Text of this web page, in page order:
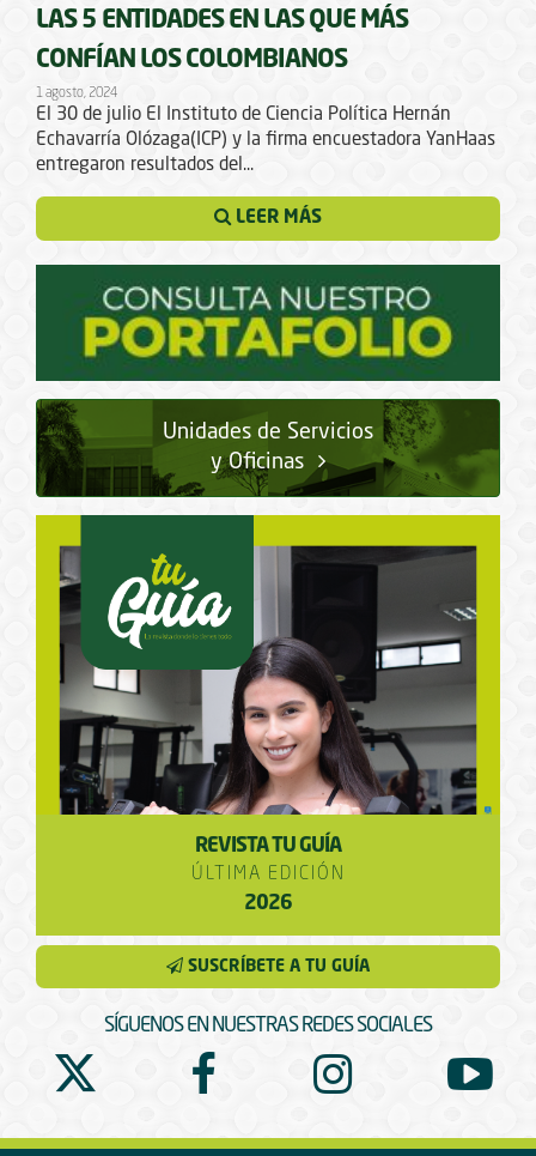
LAS 5 ENTIDADES EN LAS QUE MÁS
CONFÍAN LOS COLOMBIANOS
1 agosto, 2024
El 30 de julio El Instituto de Ciencia Política Hernán
Echavarría Olózaga(ICP) y la firma encuestadora YanHaas
entregaron resultados del...
LEER MÁS
Unidades de Servicios
y Oficinas
REVISTA TU GUÍA
ÚLTIMA EDICIÓN
2026
SUSCRÍBETE A TU GUÍA
SÍGUENOS EN NUESTRAS REDES SOCIALES